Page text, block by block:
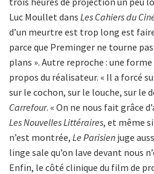
Luc Moullet dans Les Cahiers du
d’un meurtre est trop long est
parce que Preminger ne tourne
plans ». Autre reproche : une
propos du réalisateur. « Il a forcé
sur le cochon, sur le louche, sur le
Carrefour. « On ne nous fait grâce
Les Nouvelles Littéraires, et même
n’est montrée, Le Parisien juge
linge sale qu’on lave devant nous
Enfin, le côté clinique du film de